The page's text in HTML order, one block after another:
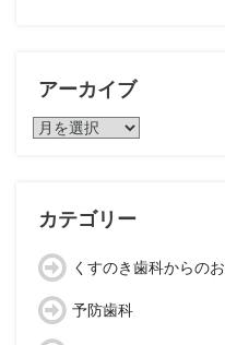
アーカイブ
ア
ブ
カテゴリー
くすのき歯科からの
予防歯科